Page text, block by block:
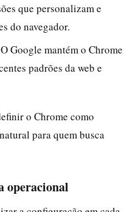
que personalizam e
do navegador.
Google mantém o Chrome
padrões da web e
o Chrome como
para quem busca
operacional